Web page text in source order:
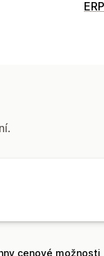
ERP
cenové možnosti